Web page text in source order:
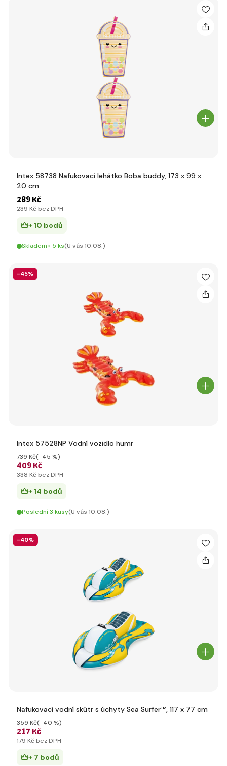
Intex 58738 Nafukovací lehátko Boba buddy, 173 x 99 x
20 cm
289 Kč
239 Kč bez DPH
+ 10 bodů
Skladem> 5 ks(U vás 10.08.)
-45%
Intex 57528NP Vodní vozidlo humr
409 Kč
739 Kč(-45 %)
338 Kč bez DPH
+ 14 bodů
Poslední 3 kusy(U vás 10.08.)
-40%
Nafukovací vodní skútr s úchyty Sea Surfer™, 117 x 77 cm
217 Kč
359 Kč(-40 %)
179 Kč bez DPH
+ 7 bodů